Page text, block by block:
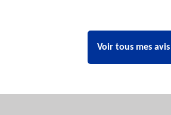
Voir tous mes avis